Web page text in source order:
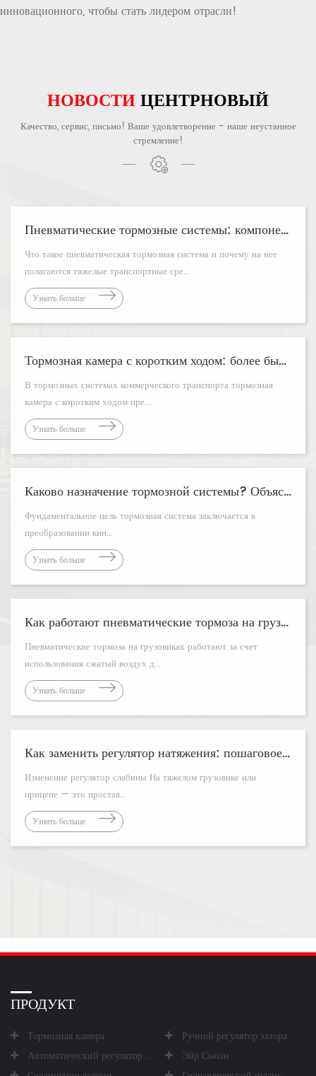
инновационного, чтобы стать лидером отрасли!
НОВОСТИЦЕНТРНОВЫЙ
Качество, сервис, письмо! Ваше удовлетворение - наше неустанное
стремление!
Пневматические тормозные системы: компоненты, принцип работы и руководство по техническому обслуживанию
Что такое пневматическая тормозная система и почему на нее
полагаются тяжелые транспортные сре...
Узнать больше
Тормозная камера с коротким ходом: более быстрая остановка и меньшее обслуживание
В тормозных системах коммерческого транспорта тормозная
камера с коротким ходом пре...
Узнать больше
Каково назначение тормозной системы? Объяснение основных функций
Фундаментальное цель тормозная система заключается в
преобразовании кин...
Узнать больше
Как работают пневматические тормоза на грузовиках?
Пневматические тормоза на грузовиках работают за счет
использования сжатый воздух д...
Узнать больше
Как заменить регулятор натяжения: пошаговое руководство
Изменение регулятор слабины На тяжелом грузовике или
прицепе — это простая...
Узнать больше
ПРОДУКТ
Тормозная камера
Ручной регулятор зазора
Автоматический регулятор зазора
Эйр Сьюзи